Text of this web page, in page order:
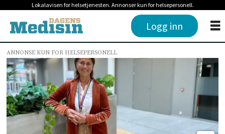
Lokalavisen for helsetjenesten. Annonser kun for helsepersonell.
Logg inn
Tag:
helen
brandstorp
ANNONSE KUN FOR HELSEPERSONELL